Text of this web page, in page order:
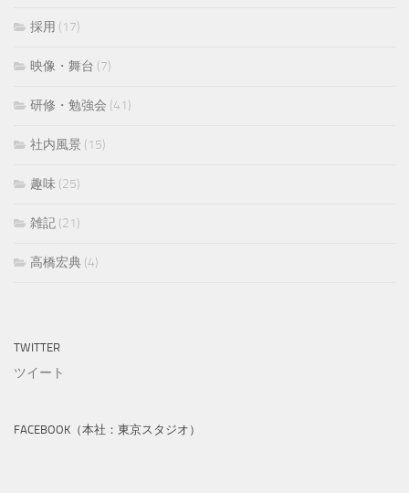
採用 (17)
映像・舞台 (7)
研修・勉強会 (41)
社内風景 (15)
趣味 (25)
雑記 (21)
高橋宏典 (4)
TWITTER
ツイート
FACEBOOK（本社：東京スタジオ）